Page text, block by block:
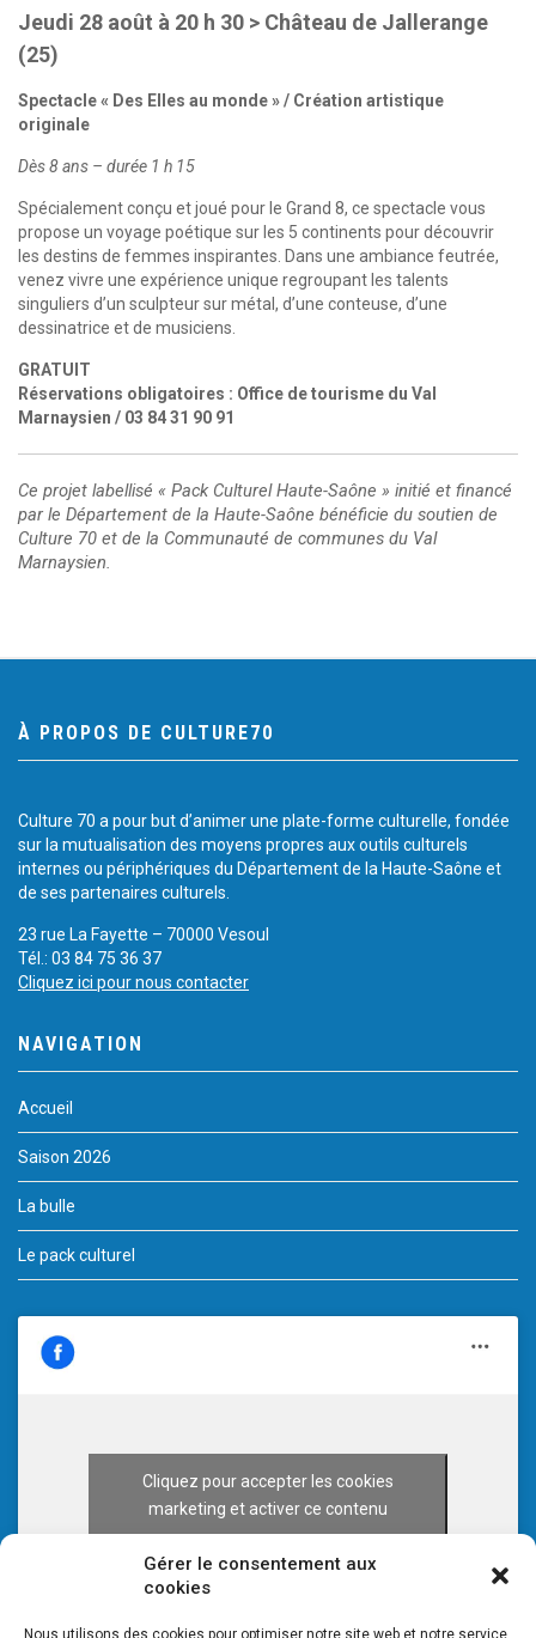
Gérer le consentement aux
cookies
Nous utilisons des cookies pour optimiser notre site web et notre service.
Jeudi 28 août à 20 h 30 > Château de Jallerange
(25)
Spectacle « Des Elles au monde » / Création artistique
originale
Dès 8 ans – durée 1 h 15
Spécialement conçu et joué pour le Grand 8, ce spectacle vous
propose un voyage poétique sur les 5 continents pour découvrir
les destins de femmes inspirantes. Dans une ambiance feutrée,
venez vivre une expérience unique regroupant les talents
singuliers d’un sculpteur sur métal, d’une conteuse, d’une
dessinatrice et de musiciens.
GRATUIT
Réservations obligatoires : Office de tourisme du Val
Marnaysien / 03 84 31 90 91
Ce projet labellisé « Pack Culturel Haute-Saône » initié et financé
par le Département de la Haute-Saône bénéficie du soutien de
Culture 70 et de la Communauté de communes du Val
Marnaysien.
À PROPOS DE CULTURE70
Culture 70 a pour but d’animer une plate-forme culturelle, fondée
sur la mutualisation des moyens propres aux outils culturels
internes ou périphériques du Département de la Haute-Saône et
de ses partenaires culturels.
23 rue La Fayette – 70000 Vesoul
Tél.: 03 84 75 36 37
Cliquez ici pour nous contacter
NAVIGATION
Accueil
Saison 2026
La bulle
Le pack culturel
Cliquez pour accepter les cookies
marketing et activer ce contenu